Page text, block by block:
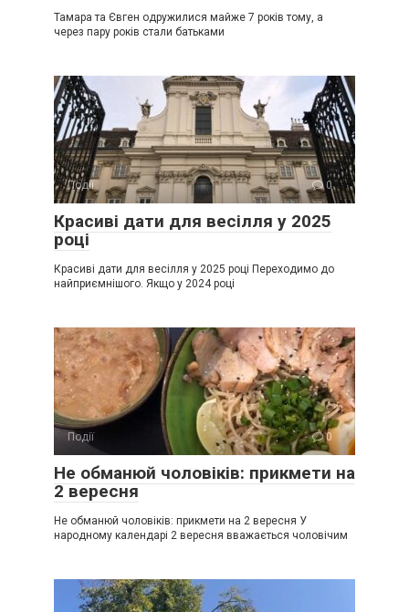
Тамара та Євген одружилися майже 7 років тому, а
через пару років стали батьками
Події 0
Красиві дати для весілля у 2025
році
Красиві дати для весілля у 2025 році Переходимо до
найприємнішого. Якщо у 2024 році
Події 0
Не обманюй чоловіків: прикмети на
2 вересня
Не обманюй чоловіків: прикмети на 2 вересня У
народному календарі 2 вересня вважається чоловічим